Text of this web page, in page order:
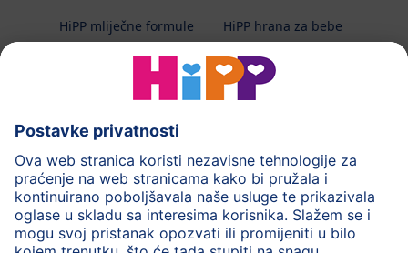
HiPP mliječne formule
HiPP hrana za bebe
HiPP njega
HiPP trudnoća
Terapeutska dijeta
Zaštita podataka i upute za korištenj
Uvjeti korištenja
Impressum
Kontakt
O HiPP-u